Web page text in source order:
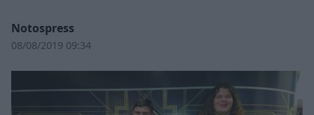
Notospress
08/08/2019 09:34